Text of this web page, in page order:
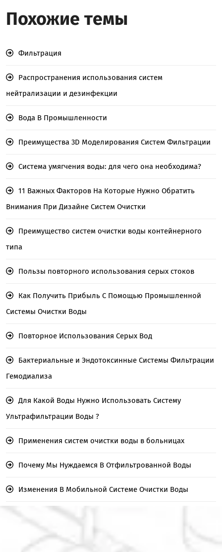
Похожие темы
Фильтрация
Распространения использования систем
нейтрализации и дезинфекции
Вода В Промышленности
Преимущества 3D Моделирования Систем Фильтрации
Система умягчения воды: для чего она необходима?
11 Важных Факторов На Которые Нужно Обратить
Внимания При Дизайне Систем Очистки
Преимущество систем очистки воды контейнерного
типа
Пользы повторного использования серых стоков
Как Получить Прибыль С Помощью Промышленной
Системы Очистки Воды
Повторное Использования Серых Вод
Бактериальные и Эндотоксинные Системы Фильтрации
Гемодиализа
Для Какой Воды Нужно Использовать Систему
Ультрафильтрации Воды ?
Применения систем очистки воды в больницах
Почему Мы Нуждаемся В Отфильтрованной Воды
Изменения В Мобильной Системе Очистки Воды